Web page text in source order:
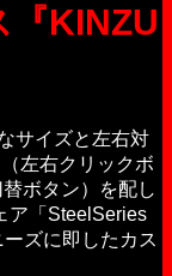
『KINZU
サイズと左右対
左右クリックボ
ボタン）を配し
ア「SteelSeries
ズに即したカス